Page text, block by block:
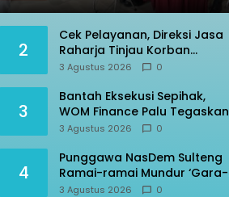
2
Cek Pelayanan, Direksi Jasa
Raharja Tinjau Korban
Kebakaran KM Mutiara
3 Agustus 2026 0
3
Bantah Eksekusi Sepihak,
WOM Finance Palu Tegaskan
Sesuai Prosedur
3 Agustus 2026 0
4
Punggawa NasDem Sulteng
Ramai-ramai Mundur ‘Gara-
gara’ AAC
3 Agustus 2026 0